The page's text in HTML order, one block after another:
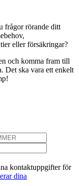
frågor rörande ditt
eller försäkringar?
och komma fram till
Det ska vara ett enkelt
kontaktuppgifter för
dina